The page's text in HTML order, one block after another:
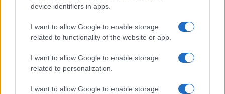
device identifiers in apps.
I want to allow Google to enable storage
related to functionality of the website or app.
I want to allow Google to enable storage
related to personalization.
I want to allow Google to enable storage
Estas ofertas están disponibles hasta el 8 de junio y